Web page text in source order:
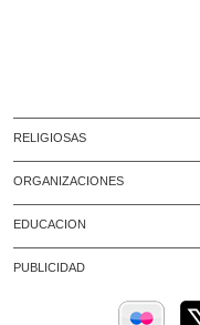
RELIGIOSAS
ORGANIZACIONES
EDUCACION
PUBLICIDAD